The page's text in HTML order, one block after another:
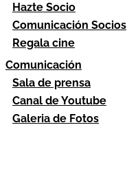
Hazte Socio
Comunicación Socios
Regala cine
Comunicación
Sala de prensa
Canal de Youtube
Galeria de Fotos